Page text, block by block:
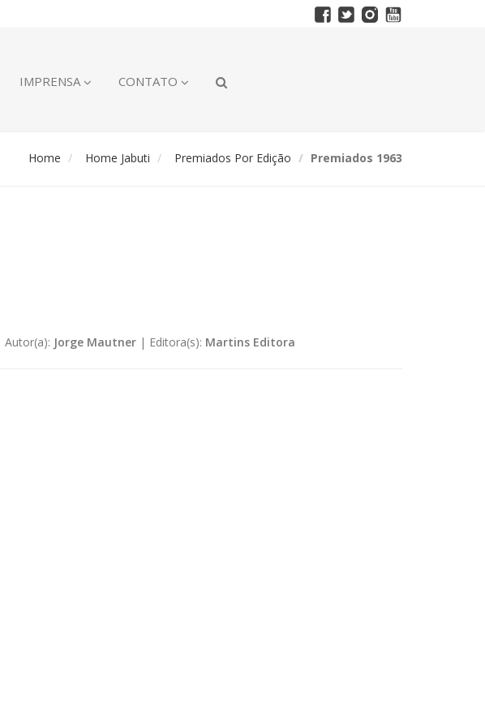
IMPRENSA CONTATO
Home Home Jabuti Premiados Por Edição Premiados 1963
Autor(a): Jorge Mautner| Editora(s): Martins Editora